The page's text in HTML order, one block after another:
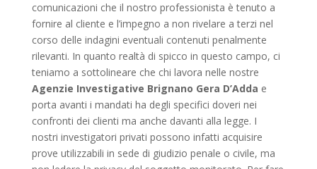
comunicazioni che il nostro professionista è tenuto a
fornire al cliente e l’impegno a non rivelare a terzi nel
corso delle indagini eventuali contenuti penalmente
rilevanti. In quanto realtà di spicco in questo campo, ci
teniamo a sottolineare che chi lavora nelle nostre
Agenzie Investigative Brignano Gera D’Adda e
porta avanti i mandati ha degli specifici doveri nei
confronti dei clienti ma anche davanti alla legge. I
nostri investigatori privati possono infatti acquisire
prove utilizzabili in sede di giudizio penale o civile, ma